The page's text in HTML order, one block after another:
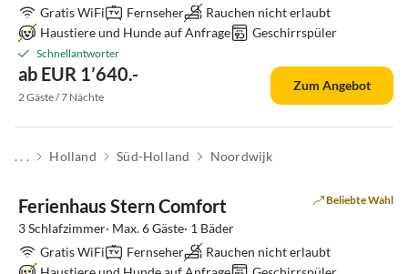
Gratis WiFi
Fernseher
Rauchen nicht erlaubt
Haustiere und Hunde auf Anfrage
Geschirrspüler
Schnellantworter
ab EUR 1’640.-
2 Gäste / 7 Nächte
Zum Angebot
. . . Holland Süd-Holland Noordwijk
Ferienhaus Stern Comfort Beliebte Wahl
3 Schlafzimmer· Max. 6 Gäste· 1 Bäder
Gratis WiFi
Fernseher
Rauchen nicht erlaubt